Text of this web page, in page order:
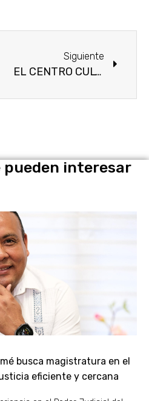
Siguiente
EL CENTRO CULTURAL LOS CHOCOLATES EXHIBE SEGUNDA MUESTRA DE TALLERES 2021
pueden interesar
busca magistratura en el
eficiente y cercana